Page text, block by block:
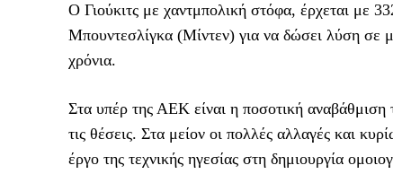
Ο Γιούκιτς με χαντμπολική στόφα, έρχεται με
Μπουντεσλίγκα (Μίντεν) για να δώσει λύση σε
χρόνια.
Στα υπέρ της ΑΕΚ είναι η ποσοτική αναβάθμιση
τις θέσεις. Στα μείον οι πολλές αλλαγές και
έργο της τεχνικής ηγεσίας στη δημιουργία